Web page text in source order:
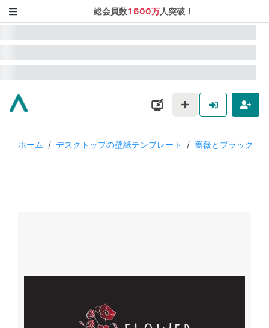
総会員数1600万人突破！
ホーム / デスクトップの壁紙テンプレート / 薔薇とブラック